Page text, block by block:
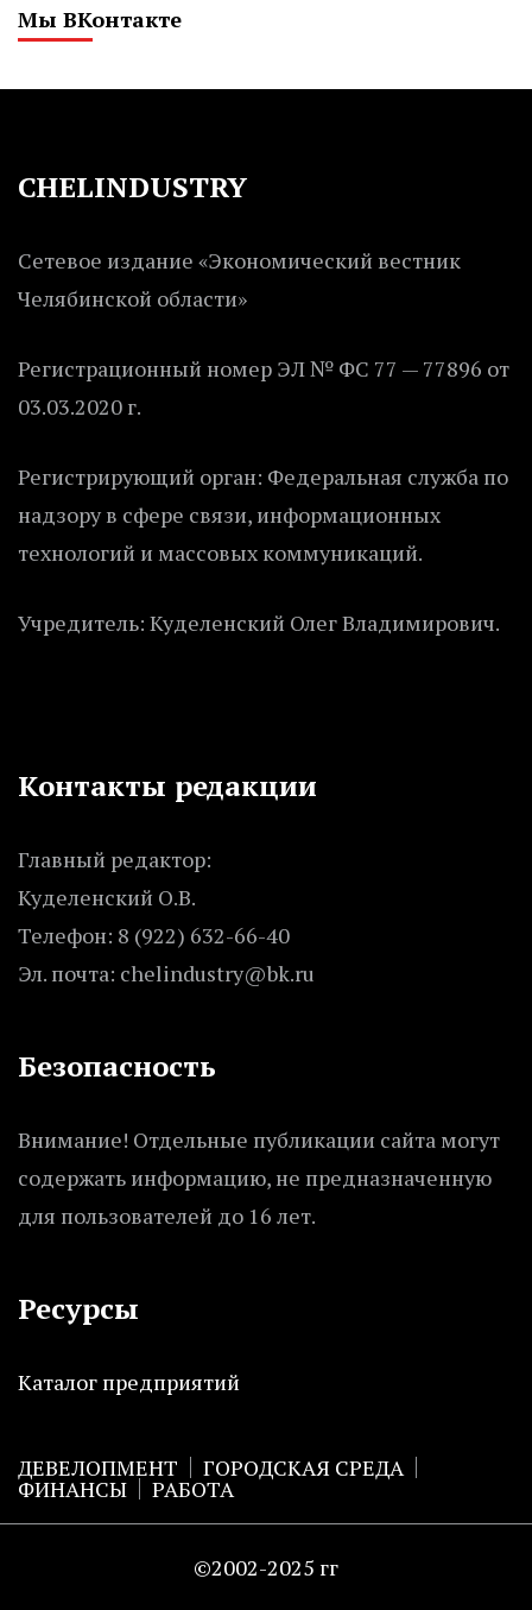
Мы ВКонтакте
CHELINDUSTRY
Сетевое издание «Экономический вестник
Челябинской области»
Регистрационный номер ЭЛ № ФС 77 — 77896 от
03.03.2020 г.
Регистрирующий орган: Федеральная служба по
надзору в сфере связи, информационных
технологий и массовых коммуникаций.
Учредитель: Куделенский Олег Владимирович.
Контакты редакции
Главный редактор:
Куделенский О.В.
Телефон: 8 (922) 632-66-40
Эл. почта: chelindustry@bk.ru
Безопасность
Внимание! Отдельные публикации сайта могут
содержать информацию, не предназначенную
для пользователей до 16 лет.
Ресурсы
Каталог предприятий
ДЕВЕЛОПМЕНТ ГОРОДСКАЯ СРЕДА
ФИНАНСЫ РАБОТА
©2002-2025 гг